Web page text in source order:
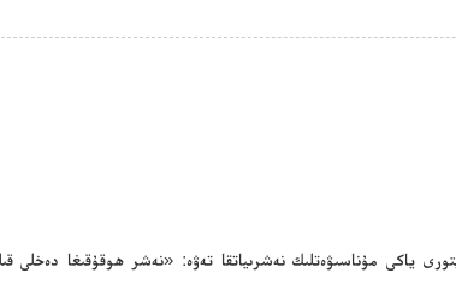
ياكى مۇناسىۋەتلىك نەشرىياتقا تەۋە: «نەشر ھوقۇقىغا دەخلى